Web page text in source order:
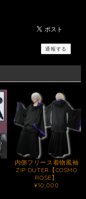
通報する
内側フリース着物風袖
ZIP OUTER【COSMO
ROSE】
¥10,000